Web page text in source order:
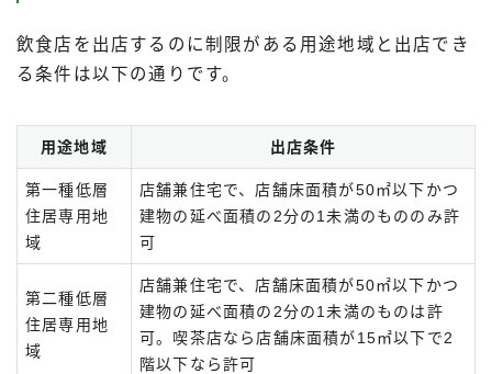
飲食店を出店するのに制限がある用途地域と出店でき
る条件は以下の通りです。
用途地域 出店条件
第一種低層
住居専用地
域
店舗兼住宅で、店舗床面積が50㎡以下かつ
建物の延べ面積の2分の1未満のもののみ許
可
第二種低層
住居専用地
域
店舗兼住宅で、店舗床面積が50㎡以下かつ
建物の延べ面積の2分の1未満のものは許
可。喫茶店なら店舗床面積が15㎡以下で2
階以下なら許可